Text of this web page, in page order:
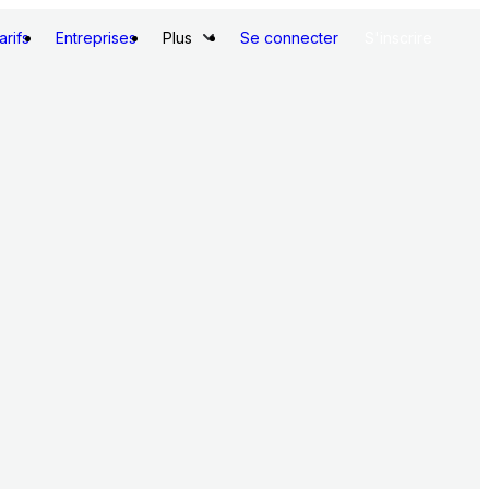
Entreprises Plus Se connecter